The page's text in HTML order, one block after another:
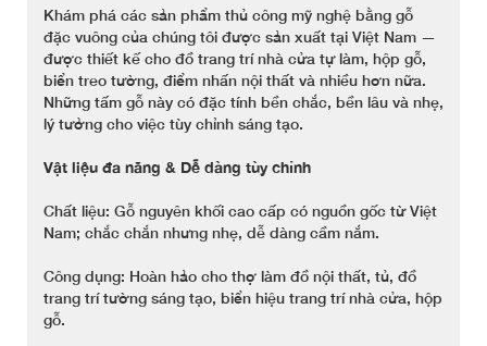
Khám phá các sản phẩm thủ công mỹ nghệ bằng gỗ
đặc vuông của chúng tôi được sản xuất tại Việt Nam —
được thiết kế cho đồ trang trí nhà cửa tự làm, hộp gỗ,
biển treo tường, điểm nhấn nội thất và nhiều hơn nữa.
Những tấm gỗ này có đặc tính bền chắc, bền lâu và nhẹ,
lý tưởng cho việc tùy chỉnh sáng tạo.
Vật liệu đa năng & Dễ dàng tùy chỉnh
Chất liệu: Gỗ nguyên khối cao cấp có nguồn gốc từ Việt
Nam; chắc chắn nhưng nhẹ, dễ dàng cầm nắm.
Công dụng: Hoàn hảo cho thợ làm đồ nội thất, tủ, đồ
trang trí tường sáng tạo, biển hiệu trang trí nhà cửa, hộp
gỗ.